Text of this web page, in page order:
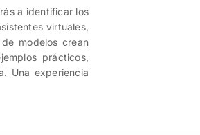
a identificar los
virtuales,
modelos crean
prácticos,
Una experiencia